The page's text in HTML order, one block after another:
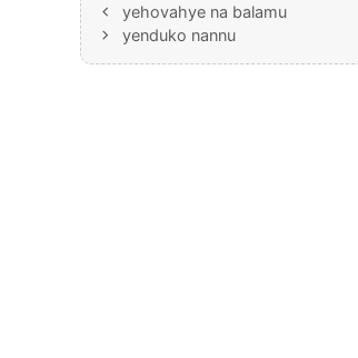
yehovahye na balamu
yenduko nannu